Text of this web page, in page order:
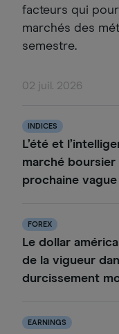
facteurs qui
marchés des
semestre.
02 juil. 2026
INDICES
L’été et
marché
prochaine vague
FOREX
Le dollar
de la vigueur
durcissement
EARNINGS